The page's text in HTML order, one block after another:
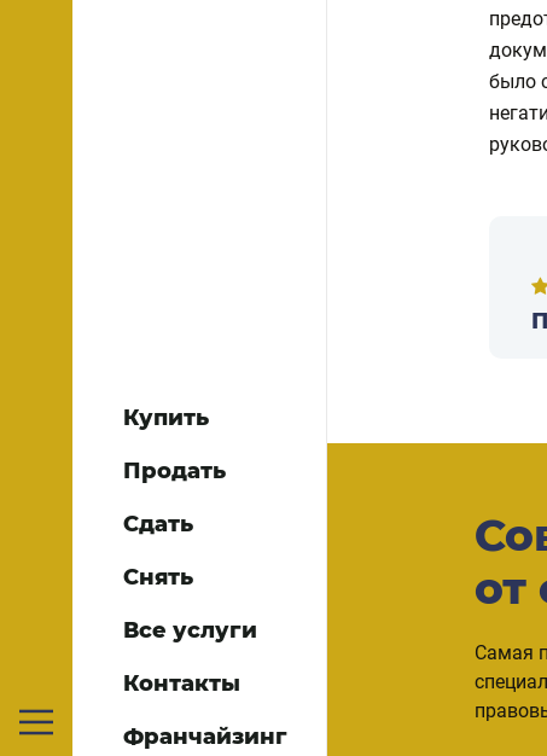
Купить
Продать
Сдать
Снять
Все услуги
Контакты
Франчайзинг
было
от
Самая